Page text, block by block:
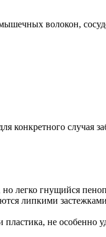
волокон,
конкретного случая
легко гнущийся
липкими
не особенно